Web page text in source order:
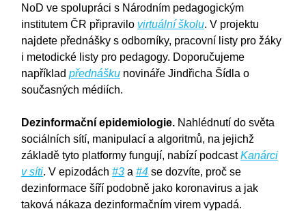
NoD ve spolupráci s Národním pedagogickým
institutem ČR připravilo virtuální školu. V projektu
najdete přednášky s odborníky, pracovní listy pro žáky
i metodické listy pro pedagogy. Doporučujeme
například přednášku novináře Jindřicha Šídla o
současných médiích.
Dezinformační epidemiologie. Nahlédnutí do světa
sociálních sítí, manipulací a algoritmů, na jejichž
základě tyto platformy fungují, nabízí podcastKanárci
v síti. V epizodách #3 a #4 se dozvíte, proč se
dezinformace šíří podobně jako koronavirus a jak
taková nákaza dezinformačním virem vypadá.